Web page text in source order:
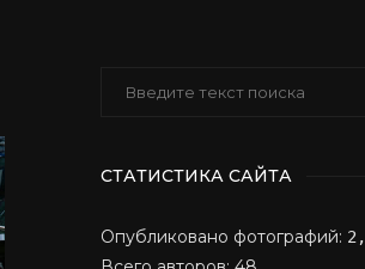
СТАТИСТИКА САЙТА
Опубликовано фотографий: